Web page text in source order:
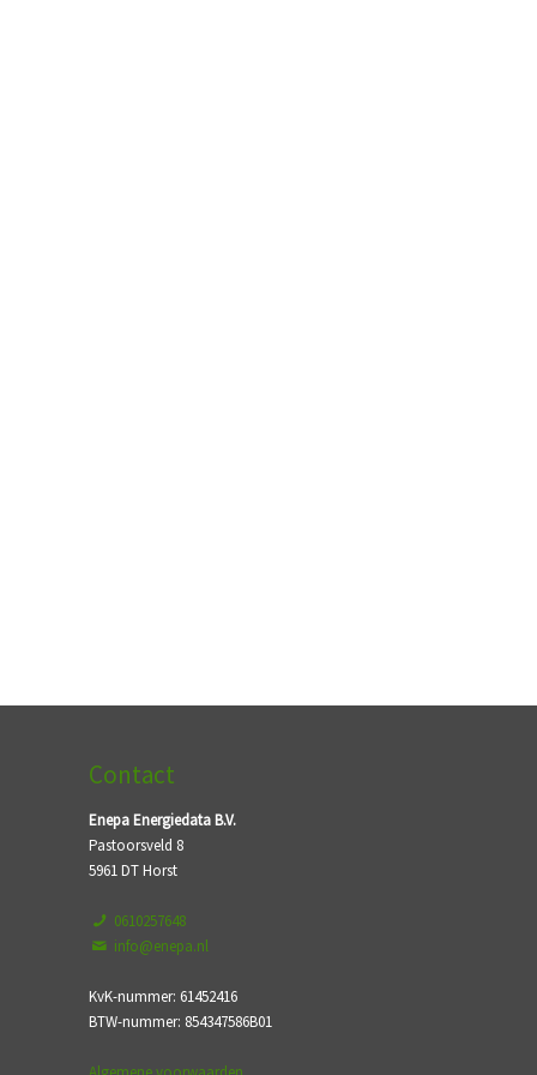
Contact
Enepa Energiedata B.V.
Pastoorsveld 8
5961 DT Horst
0610257648
info@enepa.nl
KvK-nummer: 61452416
BTW-nummer: 854347586B01